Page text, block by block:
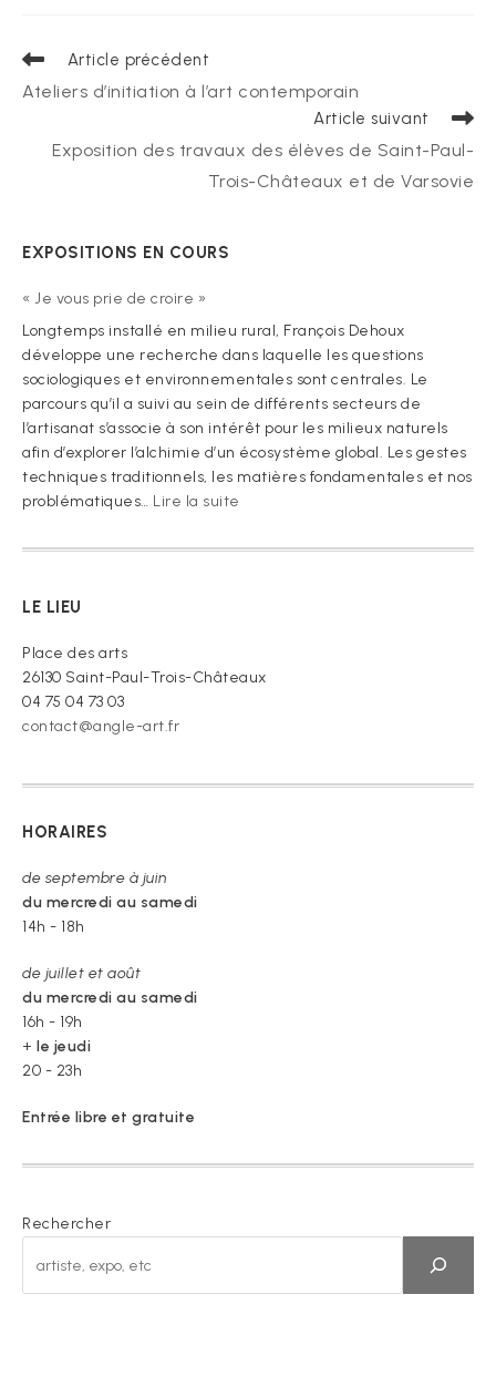
Read
articles
Article précédent
Ateliers d’initiation à l’art contemporain
Article suivant
Exposition des travaux des élèves de Saint-Paul-
Trois-Châteaux et de Varsovie
EXPOSITIONS EN COURS
« Je vous prie de croire »
Longtemps installé en milieu rural, François Dehoux
développe une recherche dans laquelle les questions
sociologiques et environnementales sont centrales. Le
parcours qu’il a suivi au sein de différents secteurs de
l’artisanat s’associe à son intérêt pour les milieux naturels
afin d’explorer l’alchimie d’un écosystème global. Les gestes
techniques traditionnels, les matières fondamentales et nos
problématiques… Lire la suite
vous
LE LIEU
Place des arts
26130 Saint-Paul-Trois-Châteaux
04 75 04 73 03
contact@angle-art.fr
HORAIRES
de septembre à juin
du mercredi au samedi
14h - 18h
de juillet et août
du mercredi au samedi
16h - 19h
+ le jeudi
20 - 23h
Entrée libre et gratuite
Rechercher